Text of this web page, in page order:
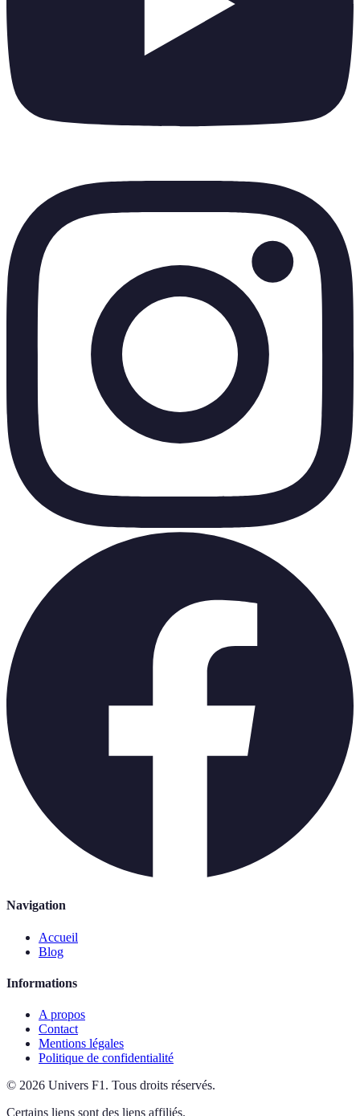
Navigation
Accueil
Blog
Informations
A propos
Contact
Mentions légales
Politique de confidentialité
© 2026 Univers F1 . Tous droits réservés.
Certains liens sont des liens affiliés.